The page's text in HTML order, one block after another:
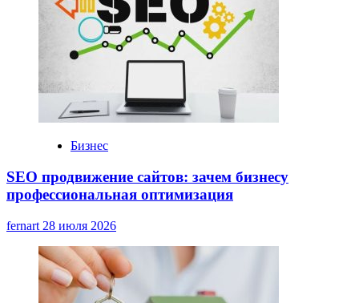
Бизнес
SEO продвижение сайтов: зачем бизнесу
профессиональная оптимизация
fernart 28 июля 2026